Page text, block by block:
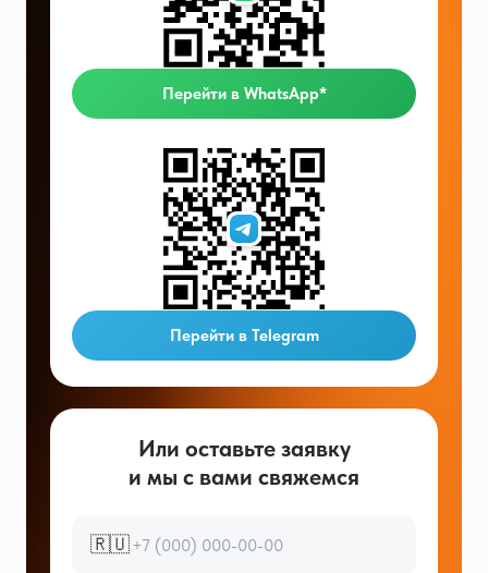
Перейти в WhatsApp*
Перейти в Telegram
Или оставьте заявку
и мы с вами свяжемся
🇷🇺